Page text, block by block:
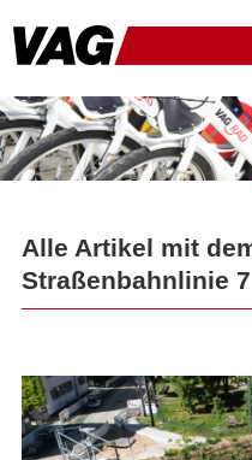
Alle Artikel mit
Straßenbahnlinie 7